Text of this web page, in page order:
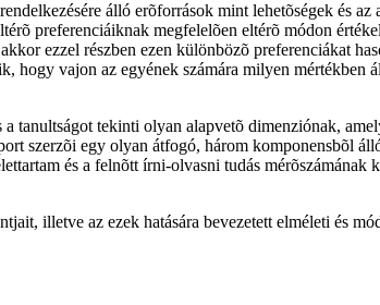
álló erõforrások mint lehetõségek és az
preferenciáiknak megfelelõen eltérõ módon
ezzel részben ezen különbözõ preferenciákat
vajon az egyének számára milyen mértékben
tanultságot tekinti olyan alapvetõ dimenziónak,
szerzõi egy olyan átfogó, három komponensbõl
és a felnõtt írni-olvasni tudás mérõszámának
illetve az ezek hatására bevezetett elméleti és